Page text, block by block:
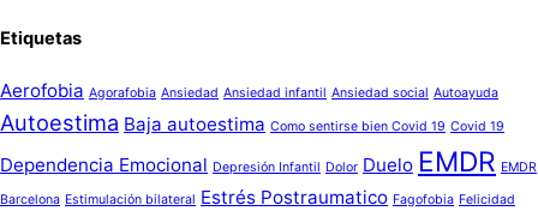
Etiquetas
Aerofobia Agorafobia Ansiedad Ansiedad infantil Ansiedad social Autoayuda
Autoestima Baja autoestima Como sentirse bien Covid 19 Covid 19
Dependencia Emocional Depresión Infantil Dolor Duelo EMDR EMDR
Barcelona Estimulación bilateral Estrés Postraumatico Fagofobia Felicidad